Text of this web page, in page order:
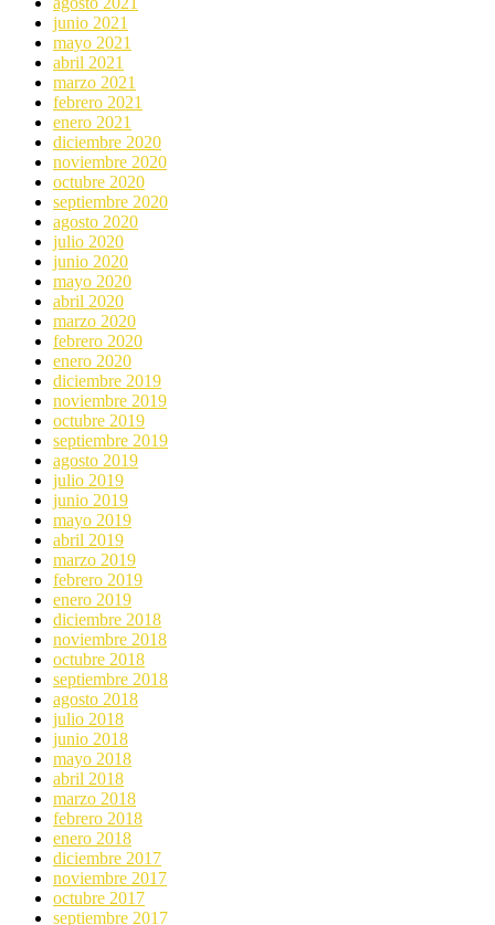
junio 2021
mayo 2021
abril 2021
marzo 2021
febrero 2021
enero 2021
diciembre 2020
noviembre 2020
octubre 2020
septiembre 2020
agosto 2020
julio 2020
junio 2020
mayo 2020
abril 2020
marzo 2020
febrero 2020
enero 2020
diciembre 2019
noviembre 2019
octubre 2019
septiembre 2019
agosto 2019
julio 2019
junio 2019
mayo 2019
abril 2019
marzo 2019
febrero 2019
enero 2019
diciembre 2018
noviembre 2018
octubre 2018
septiembre 2018
agosto 2018
julio 2018
junio 2018
mayo 2018
abril 2018
marzo 2018
febrero 2018
enero 2018
diciembre 2017
noviembre 2017
octubre 2017
septiembre 2017